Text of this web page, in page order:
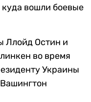
вошли боевые
Ллойд Остин и
во время
Украины